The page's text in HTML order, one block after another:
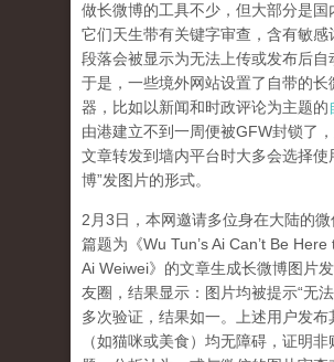
做长微博的工具不少，但大部分是国
它们天生带有关键字审查，含有敏感
段落会被显示为无法上传或发布后自
于是，一些境外网站设置了自带的长
器，比如以新闻和时政评论为主题的
由港建立不到一周便被GFW封锁了
文章转发到墙内平台时大多会选择使
博”发图片的形式。
2月3日，本网邀请多位身在大陆的
篇题为《Wu Tun’s Ai Can’t Be
Ai Weiwei》的文章生成长微博图片
友圈，结果显示：图片均被提示“无法
多次验证，结果如一。上述用户发布
（如猫咪或美食）均无障碍，证明